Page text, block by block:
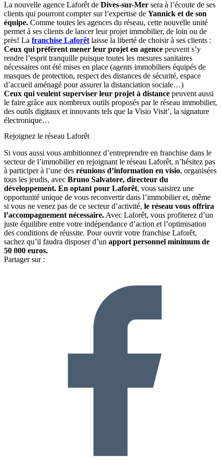
La nouvelle agence Laforêt de Dives-sur-Mer sera à l’écoute de ses
clients qui pourront compter sur l’expertise de Yannick et de son
équipe. Comme toutes les agences du réseau, cette nouvelle unité
permet à ses clients de lancer leur projet immobilier, de loin ou de
près! La franchise Laforêt laisse la liberté de choisir à ses clients :
Ceux qui préfèrent mener leur projet en agence peuvent s’y
rendre l’esprit tranquille puisque toutes les mesures sanitaires
nécessaires ont été mises en place (agents immobiliers équipés de
masques de protection, respect des distances de sécurité, espace
d’accueil aménagé pour assurer la distanciation sociale…)
Ceux qui veulent superviser leur projet à distance peuvent aussi
le faire grâce aux nombreux outils proposés par le réseau immobilier,
des outils digitaux et innovants tels que la Visio Visit’, la signature
électronique…
Rejoignez le réseau Laforêt
Si vous aussi vous ambitionnez d’entreprendre en franchise dans le
secteur de l’immobilier en rejoignant le réseau Laforêt, n’hésitez pas
à participer à l’une des réunions d’information en visio, organisées
tous les jeudis, avec Bruno Salvatore, directeur du
développement. En optant pour Laforêt, vous saisirez une
opportunité unique de vous reconvertir dans l’immobilier et, même
si vous ne venez pas de ce secteur d’activité, le réseau vous offrira
l’accompagnement nécessaire. Avec Laforêt, vous profiterez d’un
juste équilibre entre votre indépendance d’action et l’optimisation
des conditions de réussite. Pour ouvrir votre franchise Laforêt,
sachez qu’il faudra disposer d’un apport personnel minimum de
50 000 euros.
Partager sur :